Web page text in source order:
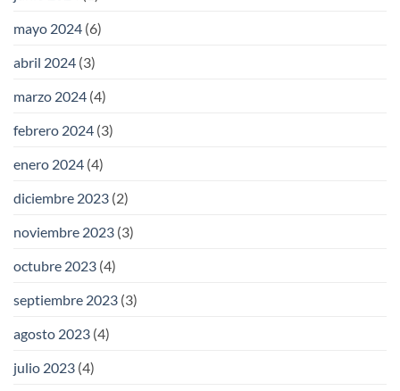
mayo 2024 (6)
abril 2024 (3)
marzo 2024 (4)
febrero 2024 (3)
enero 2024 (4)
diciembre 2023 (2)
noviembre 2023 (3)
octubre 2023 (4)
septiembre 2023 (3)
agosto 2023 (4)
julio 2023 (4)